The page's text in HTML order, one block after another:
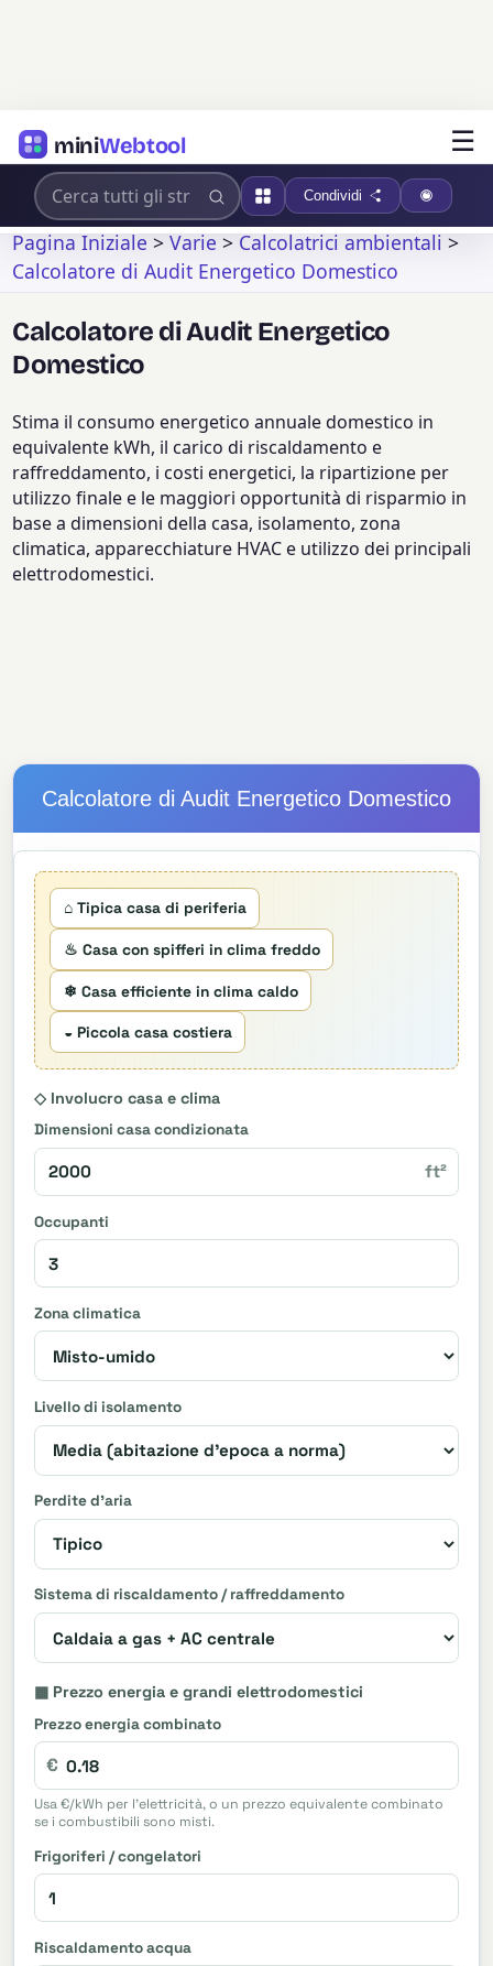
miniWebtool ☰
Condividi
Pagina Iniziale>Varie>Calcolatrici ambientali>
Calcolatore di Audit Energetico Domestico
Calcolatore di Audit Energetico
Domestico
Stima il consumo energetico annuale domestico in
equivalente kWh, il carico di riscaldamento e
raffreddamento, i costi energetici, la ripartizione per
utilizzo finale e le maggiori opportunità di risparmio in
base a dimensioni della casa, isolamento, zona
climatica, apparecchiature HVAC e utilizzo dei principali
elettrodomestici.
Calcolatore di Audit Energetico Domestico
⌂ Tipica casa di periferia
♨ Casa con spifferi in clima freddo
❄ Casa efficiente in clima caldo
◒ Piccola casa costiera
◇ Involucro casa e clima
Dimensioni casa condizionata
ft²
Occupanti
Zona climatica
Livello di isolamento
Perdite d'aria
Sistema di riscaldamento / raffreddamento
▦ Prezzo energia e grandi elettrodomestici
Prezzo energia combinato
€
Usa €/kWh per l'elettricità, o un prezzo equivalente combinato
se i combustibili sono misti.
Frigoriferi / congelatori
Riscaldamento acqua